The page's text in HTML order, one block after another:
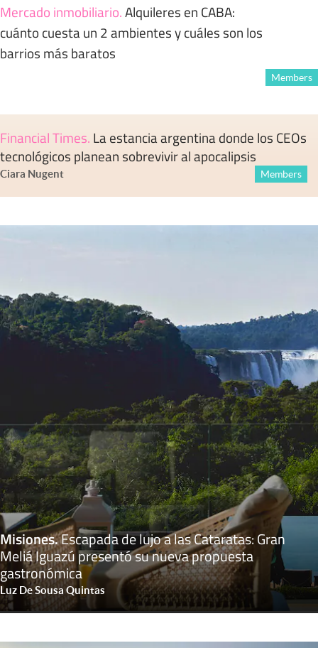
Mercado inmobiliario.Alquileres en CABA:
cuánto cuesta un 2 ambientes y cuáles son los
barrios más baratos
Members
Financial Times. La estancia argentina donde los CEOs
tecnológicos planean sobrevivir al apocalipsis
Ciara Nugent Members
Misiones.Escapada de lujo a las Cataratas: Gran
Meliá Iguazú presentó su nueva propuesta
gastronómica
Luz De Sousa Quintas